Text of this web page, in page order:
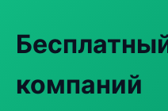
компаний